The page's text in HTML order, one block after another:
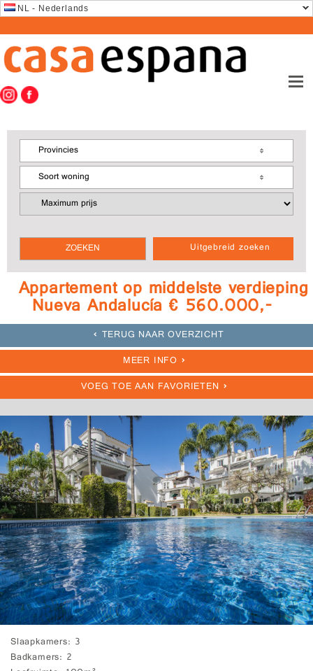
NL - Nederlands
Uitgebreid zoeken
Provincies
Soort woning
Appartement op middelste verdieping
Nueva Andalucía € 560.000,-
TERUG NAAR OVERZICHT
MEER INFO
VOEG TOE AAN FAVORIETEN
Slaapkamers 3
Badkamers 2